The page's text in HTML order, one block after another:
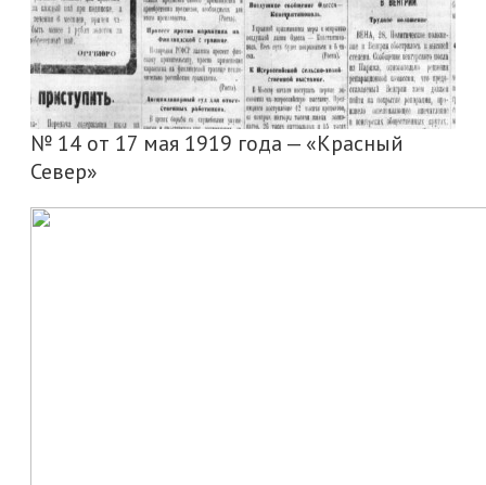
№ 14 от 17 мая 1919 года — «Красный
Север»